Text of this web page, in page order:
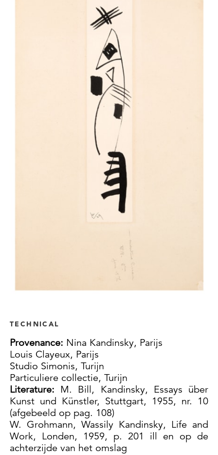
TECHNICAL
Provenance: Nina Kandinsky, Parijs
Louis Clayeux, Parijs
Studio Simonis, Turijn
Particuliere collectie, Turijn
Literature: M. Bill, Kandinsky, Essays über
Kunst und Künstler, Stuttgart, 1955, nr. 10
(afgebeeld op pag. 108)
W. Grohmann, Wassily Kandinsky, Life and
Work, Londen, 1959, p. 201 ill en op de
achterzijde van het omslag